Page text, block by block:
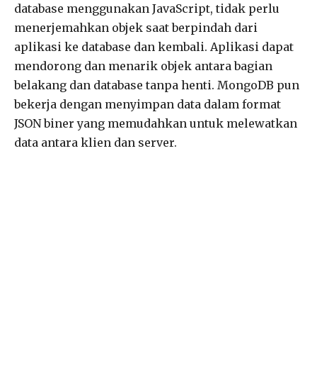
database menggunakan JavaScript, tidak perlu
menerjemahkan objek saat berpindah dari
aplikasi ke database dan kembali. Aplikasi dapat
mendorong dan menarik objek antara bagian
belakang dan database tanpa henti. MongoDB pun
bekerja dengan menyimpan data dalam format
JSON biner yang memudahkan untuk melewatkan
data antara klien dan server.